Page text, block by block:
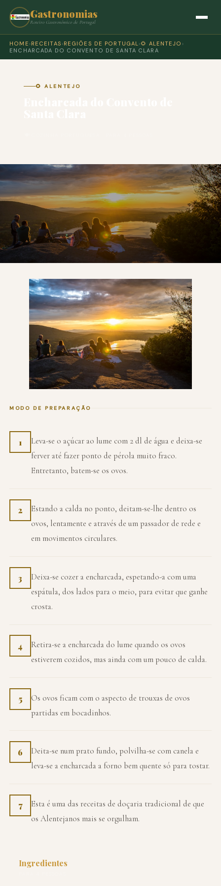
Gastronomias
Roteiro Gastronómico de Portugal
HOME › RECEITAS › REGIÕES DE PORTUGAL›🌻 ALENTEJO ›
ENCHARCADA DO CONVENTO DE SANTA CLARA
🌻 ALENTEJO
MODO DE PREPARAÇÃO
1
Leva-se o açúcar ao lume com 2 dl de água e deixa-se
ferver até fazer ponto de pérola muito fraco.
Entretanto, batem-se os ovos.
2
Estando a calda no ponto, deitam-se-lhe dentro os
ovos, lentamente e através de um passador de rede e
em movimentos circulares.
3
Deixa-se cozer a encharcada, espetando-a com uma
espátula, dos lados para o meio, para evitar que ganhe
crosta.
4
Retira-se a encharcada do lume quando os ovos
estiverem cozidos, mas ainda com um pouco de calda.
5
Os ovos ficam com o aspecto de trouxas de ovos
partidas em bocadinhos.
6
Deita-se num prato fundo, polvilha-se com canela e
leva-se a encharcada a forno bem quente só para tostar.
7
Esta é uma das receitas de doçaria tradicional de que
os Alentejanos mais se orgulham.
Ingredientes